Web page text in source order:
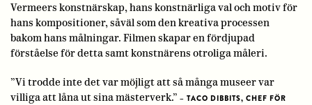
Vermeers konstnärskap, hans konstnärliga val och motiv för
hans kompositioner, såväl som den kreativa processen
bakom hans målningar. Filmen skapar en fördjupad
förståelse för detta samt konstnärens otroliga måleri.
”Vi trodde inte det var möjligt att så många museer var
villiga att låna ut sina mästerverk.” – TACO DIBBITS, CHEF FÖR